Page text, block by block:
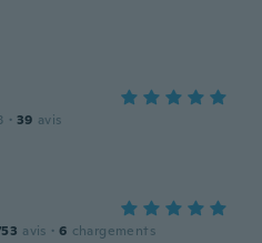
· 39 avis
avis · 6 chargements